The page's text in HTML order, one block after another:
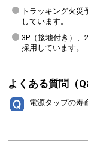
トラッキング火
しています。
3P（接地付き）、
採用しています。
よくある質問（
電源タップの寿